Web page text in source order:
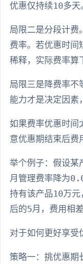
优惠仅持续10多天
局限二是分段计费
费率。若优惠时间
稀释，实际费率算
局限三是降费率不
能力才是决定因素
如果费率优惠时间
意优惠期结束后费
举个例子：假设某
月管理费率降为
持有该产品10万
后的5月，费用相差
对于如何更好享受
策略一：挑优惠期